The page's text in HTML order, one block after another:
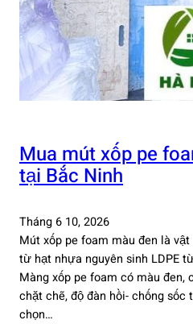
Mua mút xốp pe
tại Bắc Ninh
Tháng 6 10, 2026
Mút xốp pe foam màu đen là
từ hạt nhựa nguyên sinh LDPE
Màng xốp pe foam có màu
chặt chẽ, độ đàn hồi- chống
chọn…